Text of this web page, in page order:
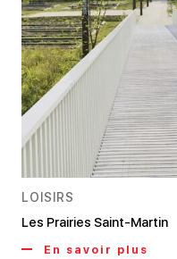
LOISIRS
Les Prairies Saint-Martin
En savoir plus